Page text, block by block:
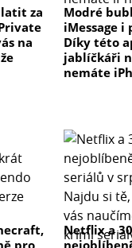
za
na
Modré
iMessage i
Díky této
jablíčkáři
nemáte
pro
Netflix a 30